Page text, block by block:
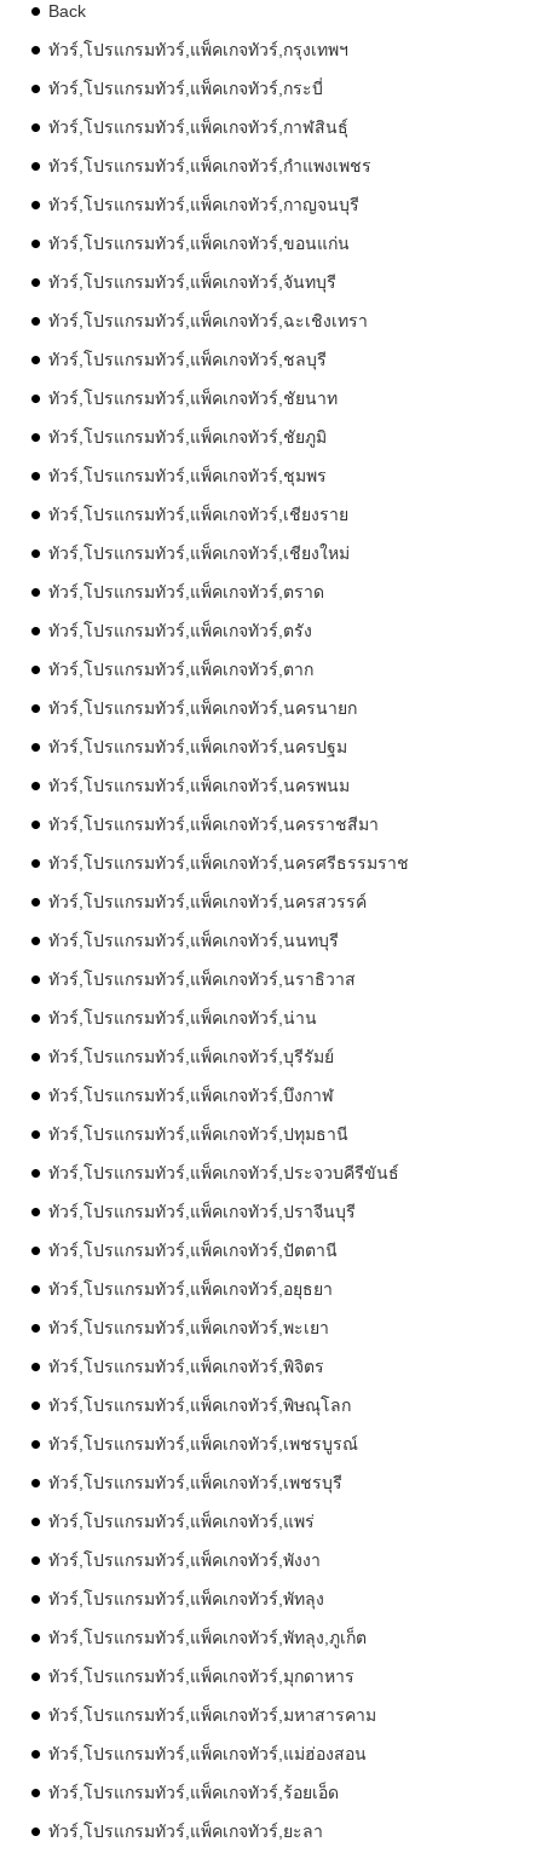
Back
ทัวร์,โปรแกรมทัวร์,แพ็คเกจทัวร์,กรุงเทพฯ
ทัวร์,โปรแกรมทัวร์,แพ็คเกจทัวร์,กระบี่
ทัวร์,โปรแกรมทัวร์,แพ็คเกจทัวร์,กาฬสินธุ์
ทัวร์,โปรแกรมทัวร์,แพ็คเกจทัวร์,กำแพงเพชร
ทัวร์,โปรแกรมทัวร์,แพ็คเกจทัวร์,กาญจนบุรี
ทัวร์,โปรแกรมทัวร์,แพ็คเกจทัวร์,ขอนแก่น
ทัวร์,โปรแกรมทัวร์,แพ็คเกจทัวร์,จันทบุรี
ทัวร์,โปรแกรมทัวร์,แพ็คเกจทัวร์,ฉะเชิงเทรา
ทัวร์,โปรแกรมทัวร์,แพ็คเกจทัวร์,ชลบุรี
ทัวร์,โปรแกรมทัวร์,แพ็คเกจทัวร์,ชัยนาท
ทัวร์,โปรแกรมทัวร์,แพ็คเกจทัวร์,ชัยภูมิ
ทัวร์,โปรแกรมทัวร์,แพ็คเกจทัวร์,ชุมพร
ทัวร์,โปรแกรมทัวร์,แพ็คเกจทัวร์,เชียงราย
ทัวร์,โปรแกรมทัวร์,แพ็คเกจทัวร์,เชียงใหม่
ทัวร์,โปรแกรมทัวร์,แพ็คเกจทัวร์,ตราด
ทัวร์,โปรแกรมทัวร์,แพ็คเกจทัวร์,ตรัง
ทัวร์,โปรแกรมทัวร์,แพ็คเกจทัวร์,ตาก
ทัวร์,โปรแกรมทัวร์,แพ็คเกจทัวร์,นครนายก
ทัวร์,โปรแกรมทัวร์,แพ็คเกจทัวร์,นครปฐม
ทัวร์,โปรแกรมทัวร์,แพ็คเกจทัวร์,นครพนม
ทัวร์,โปรแกรมทัวร์,แพ็คเกจทัวร์,นครราชสีมา
ทัวร์,โปรแกรมทัวร์,แพ็คเกจทัวร์,นครศรีธรรมราช
ทัวร์,โปรแกรมทัวร์,แพ็คเกจทัวร์,นครสวรรค์
ทัวร์,โปรแกรมทัวร์,แพ็คเกจทัวร์,นนทบุรี
ทัวร์,โปรแกรมทัวร์,แพ็คเกจทัวร์,นราธิวาส
ทัวร์,โปรแกรมทัวร์,แพ็คเกจทัวร์,น่าน
ทัวร์,โปรแกรมทัวร์,แพ็คเกจทัวร์,บุรีรัมย์
ทัวร์,โปรแกรมทัวร์,แพ็คเกจทัวร์,บึงกาฬ
ทัวร์,โปรแกรมทัวร์,แพ็คเกจทัวร์,ปทุมธานี
ทัวร์,โปรแกรมทัวร์,แพ็คเกจทัวร์,ประจวบคีรีขันธ์
ทัวร์,โปรแกรมทัวร์,แพ็คเกจทัวร์,ปราจีนบุรี
ทัวร์,โปรแกรมทัวร์,แพ็คเกจทัวร์,ปัตตานี
ทัวร์,โปรแกรมทัวร์,แพ็คเกจทัวร์,อยุธยา
ทัวร์,โปรแกรมทัวร์,แพ็คเกจทัวร์,พะเยา
ทัวร์,โปรแกรมทัวร์,แพ็คเกจทัวร์,พิจิตร
ทัวร์,โปรแกรมทัวร์,แพ็คเกจทัวร์,พิษณุโลก
ทัวร์,โปรแกรมทัวร์,แพ็คเกจทัวร์,เพชรบูรณ์
ทัวร์,โปรแกรมทัวร์,แพ็คเกจทัวร์,เพชรบุรี
ทัวร์,โปรแกรมทัวร์,แพ็คเกจทัวร์,แพร่
ทัวร์,โปรแกรมทัวร์,แพ็คเกจทัวร์,พังงา
ทัวร์,โปรแกรมทัวร์,แพ็คเกจทัวร์,พัทลุง
ทัวร์,โปรแกรมทัวร์,แพ็คเกจทัวร์,พัทลุง,ภูเก็ต
ทัวร์,โปรแกรมทัวร์,แพ็คเกจทัวร์,มุกดาหาร
ทัวร์,โปรแกรมทัวร์,แพ็คเกจทัวร์,มหาสารคาม
ทัวร์,โปรแกรมทัวร์,แพ็คเกจทัวร์,แม่ฮ่องสอน
ทัวร์,โปรแกรมทัวร์,แพ็คเกจทัวร์,ร้อยเอ็ด
ทัวร์,โปรแกรมทัวร์,แพ็คเกจทัวร์,ยะลา